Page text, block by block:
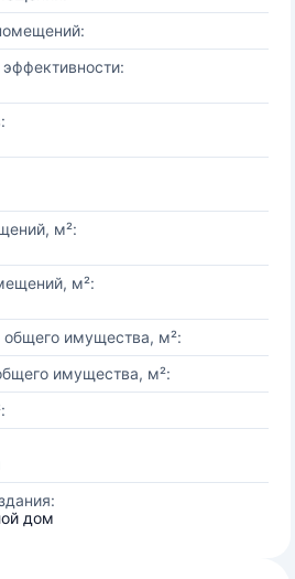
м²:
м²:
имущества, м²:
имущества, м²:
дом